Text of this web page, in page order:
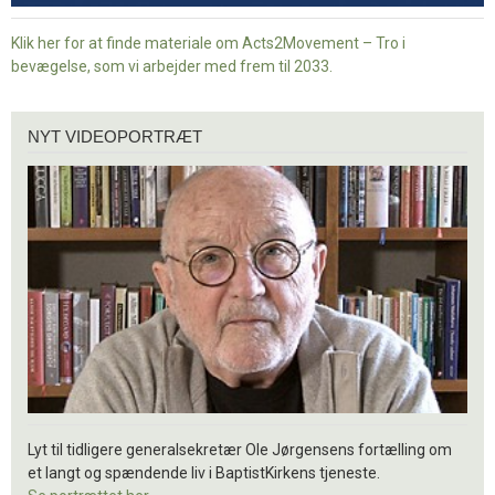
Klik her for at finde materiale om Acts2Movement – Tro i
bevægelse, som vi arbejder med frem til 2033.
videoportræt
NYT VIDEOPORTRÆT
Lyt til tidligere generalsekretær Ole Jørgensens fortælling om
et langt og spændende liv i BaptistKirkens tjeneste.